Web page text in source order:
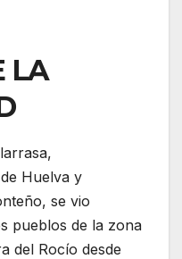
LA
Huelva y
se vio
pueblos de la zona
del Rocío desde